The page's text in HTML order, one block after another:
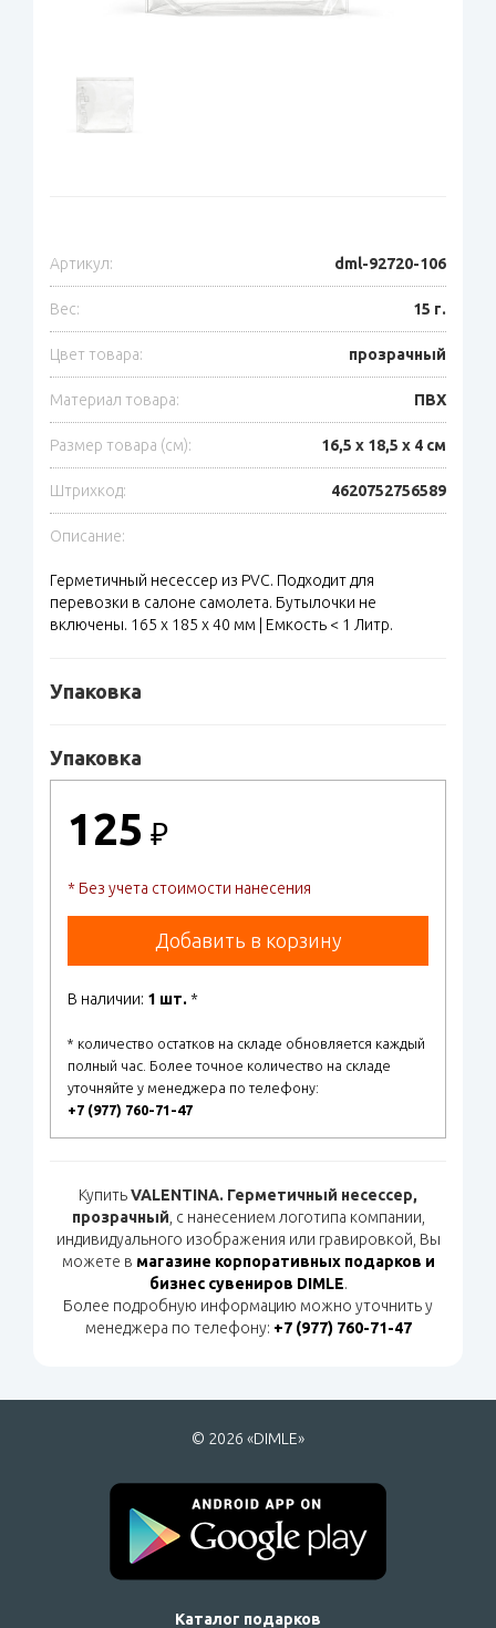
Артикул: dml-92720-106
Вес: 15 г.
Цвет товара: прозрачный
Материал товара: ПВХ
Размер товара (см): 16,5 х 18,5 х 4 см
Штрихкод: 4620752756589
Описание:
Герметичный несессер из PVC. Подходит для
перевозки в салоне самолета. Бутылочки не
включены. 165 х 185 х 40 мм | Емкость < 1 Литр.
Упаковка
Упаковка
125 ₽
* Без учета стоимости нанесения
Добавить в корзину
В наличии: 1 шт. *
* количество остатков на складе обновляется каждый
полный час. Более точное количество на складе
уточняйте у менеджера по телефону:
+7 (977) 760-71-47
КупитьVALENTINA. Герметичный несессер,
прозрачный , с нанесением логотипа компании,
индивидуального изображения или гравировкой, Вы
можете в магазине корпоративных подарков и
бизнес сувениров DIMLE.
Более подробную информацию можно уточнить у
менеджера по телефону: +7 (977) 760-71-47
© 2026 «DIMLE»
Каталог подарков